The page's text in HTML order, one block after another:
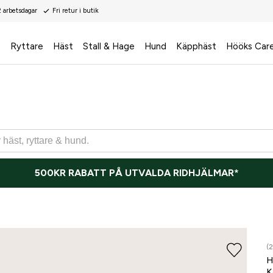
Fri retur i butik
Ryttare Häst Stall & Hage Hund Käpphäst Hööks
500KR RABATT PÅ UTVALDA RIDHJÄLMAR*